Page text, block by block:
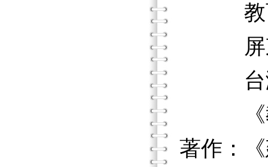
教育
屏東
台灣
《教
著作：